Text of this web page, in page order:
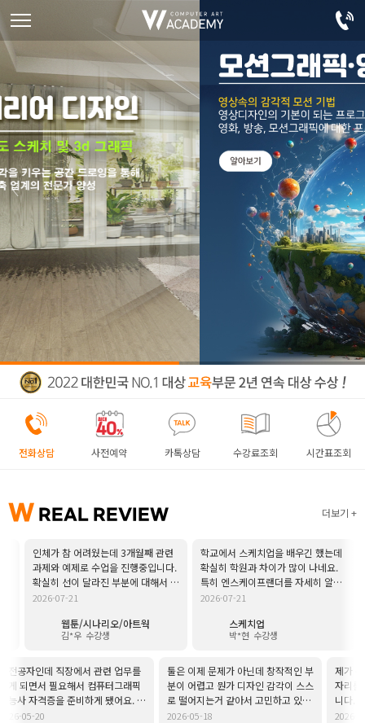
디자인정규과정
디자인단과과정
게임과정
자격증과정
커뮤니티
취업패키지
취업지원센터
고객상담센터
전화상담 사전예약 카톡상담 수강료조회 시간표조회
W REAL REVIEW 더보기
인체가 참 어려웠는데 3개월째 관련
과제와 예제로 수업을 진행중입니다.
확실히 선이 달라진 부분에 대해서 느
끼고 있어요. 주변에서도 많이 답답하
알려주셔서 감사합니다ㅠ
2026-07-21
웹툰/시나리오/아트웍
수강생
학교에서 스케치업을 배우긴 했는데
확실히 학원과 차이가 많이 나네요.
특히 엔스케이프랜더를 자세히 알려
주셔서 너무 좋았습니다. 졸작 준비
있다고 해서 든든해요~
2026-07-21
스케치업
수강생
자인데 직장에서 관련 업무를
면서 필요해서 컴퓨터그래픽
자격증을 준비하게 됐어요. 혼
하기엔 어려운 부분이 많았는
20
툴은 이제 문제가 아닌데 창작적인 부
분이 어렵고 뭔가 디자인 감각이 스스
로 떨어지는거 같아서 고민하고 있었
는데 정말 친한 언니처럼 조언도 해주
2026-05-18
제가 눈이
자리를 고
니다. 정말
서 너무 좋
2026-05-18